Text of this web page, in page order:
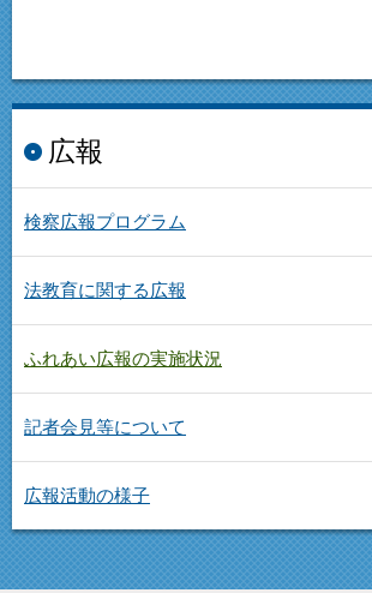
広報
検察広報プログラム
法教育に関する広報
ふれあい広報の実施状況
記者会見等について
広報活動の様子